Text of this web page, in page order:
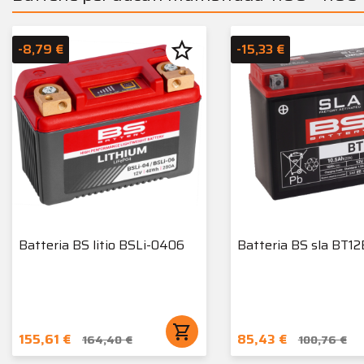
Batteria BS litio BSLi-0406
155,61 € 164,40 € shopping_cart
-8,79 € star_border
Batteria BS sla
85,43 € 100,76 €
-15,33 €